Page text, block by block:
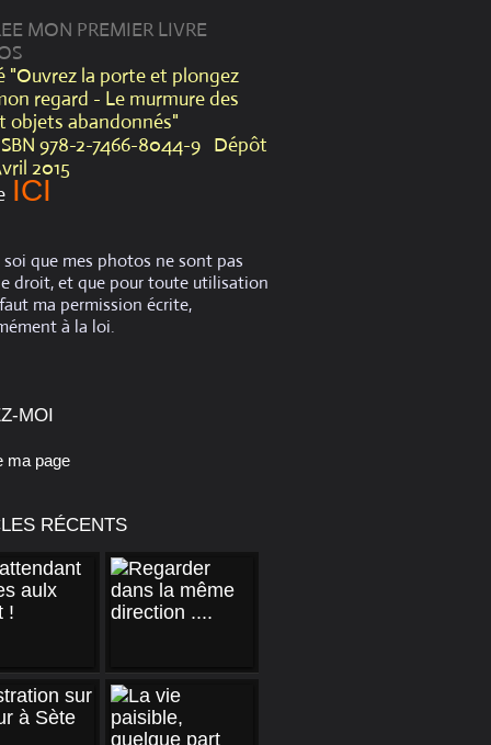
MON PREMIER LIVRE
"Ouvrez la porte et plongez
regard - Le murmure des
objets abandonnés"
978-2-7466-8044-9 Dépôt
2015
ICI
soi que mes photos ne sont pas
droit, et que pour toute utilisation
ma permission écrite,
à la loi.
MOI
ma page
RÉCENTS